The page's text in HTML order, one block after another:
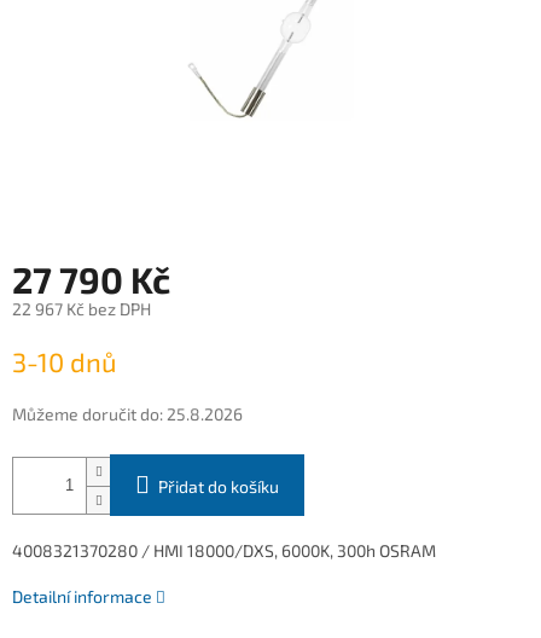
27 790 Kč
22 967 Kč bez DPH
cena:
3-10 dnů
Můžeme doručit do: 25.8.2026
Přidat do košíku
4008321370280 / HMI 18000/DXS, 6000K, 300h OSRAM
Detailní informace